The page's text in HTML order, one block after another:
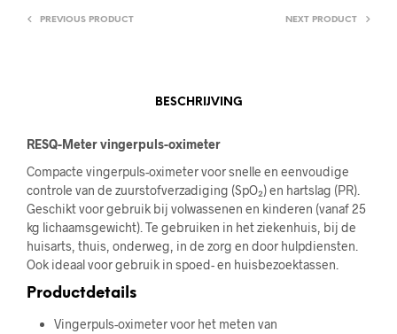
PREVIOUS PRODUCT NEXT PRODUCT
BESCHRIJVING
RESQ-Meter vingerpuls-oximeter
Compacte vingerpuls-oximeter voor snelle en eenvoudige
controle van de zuurstofverzadiging (SpO₂) en hartslag (PR).
Geschikt voor gebruik bij volwassenen en kinderen (vanaf 25
kg lichaamsgewicht). Te gebruiken in het ziekenhuis, bij de
huisarts, thuis, onderweg, in de zorg en door hulpdiensten.
Ook ideaal voor gebruik in spoed- en huisbezoektassen.
Productdetails
Vingerpuls-oximeter voor het meten van